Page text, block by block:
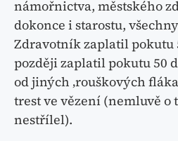
námořnictva, městského
dokonce i starostu,
Zdravotník zaplatil pokutu
později zaplatil pokutu 50
od jiných ‚rouškových
trest ve vězení (nemluvě o
nestřílel).